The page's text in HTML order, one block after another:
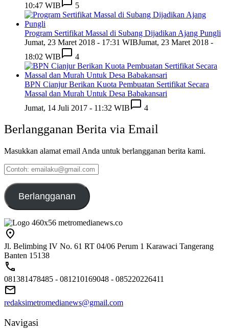
10:47 WIB
5
Program Sertifikat Massal di Subang Dijadikan Ajang Pungli
Jumat, 23 Maret 2018 - 17:31 WIBJumat, 23 Maret 2018 -
18:02 WIB
4
BPN Cianjur Berikan Kuota Pembuatan Sertifikat Secara
Massal dan Murah Untuk Desa Babakansari
Jumat, 14 Juli 2017 - 11:32 WIB
4
Berlangganan Berita via Email
Masukkan alamat email Anda untuk berlangganan berita kami.
Contoh:
emailaku@gmail.com
Berlangganan
Jl. Belimbing IV No. 61 RT 04/06 Perum 1 Karawaci Tangerang
Banten 15138
081381478485 - 081210169048 - 085220226411
redaksimetromedianews@gmail.com
Navigasi